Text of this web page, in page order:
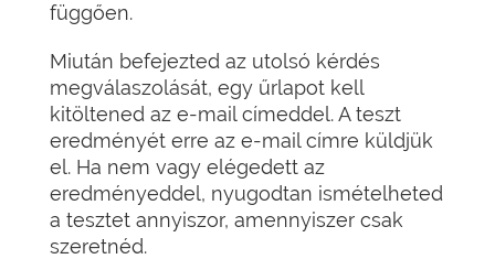
függően.
Miután befejezted az utolsó kérdés
megválaszolását, egy űrlapot kell
kitöltened az e-mail címeddel. A teszt
eredményét erre az e-mail címre küldjük
el. Ha nem vagy elégedett az
eredményeddel, nyugodtan ismételheted
a tesztet annyiszor, amennyiszer csak
szeretnéd.